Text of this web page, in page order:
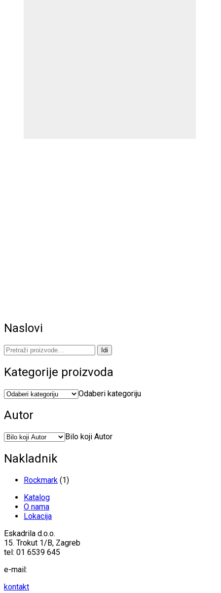
Naslovi
Pretraži: Idi
Kategorije proizvoda
Odaberi kategoriju
Autor
Bilo koji Autor
Nakladnik
Rockmark (1)
Katalog
O nama
Lokacija
Eskadrila d.o.o.
15. Trokut 1/B, Zagreb
tel: 01 6539 645
e-mail:
kontakt